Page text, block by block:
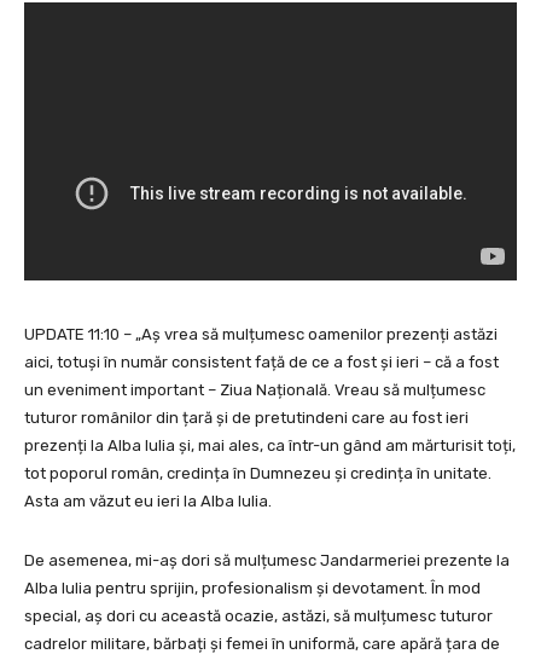
UPDATE 11:10 – „Aș vrea să mulțumesc oamenilor prezenți astăzi
aici, totuși în număr consistent față de ce a fost și ieri – că a fost
un eveniment important – Ziua Națională. Vreau să mulțumesc
tuturor românilor din țară și de pretutindeni care au fost ieri
prezenți la Alba Iulia și, mai ales, ca într-un gând am mărturisit toți,
tot poporul român, credința în Dumnezeu și credința în unitate.
Asta am văzut eu ieri la Alba Iulia.
De asemenea, mi-aș dori să mulțumesc Jandarmeriei prezente la
Alba Iulia pentru sprijin, profesionalism și devotament. În mod
special, aș dori cu această ocazie, astăzi, să mulțumesc tuturor
cadrelor militare, bărbați și femei în uniformă, care apără țara de